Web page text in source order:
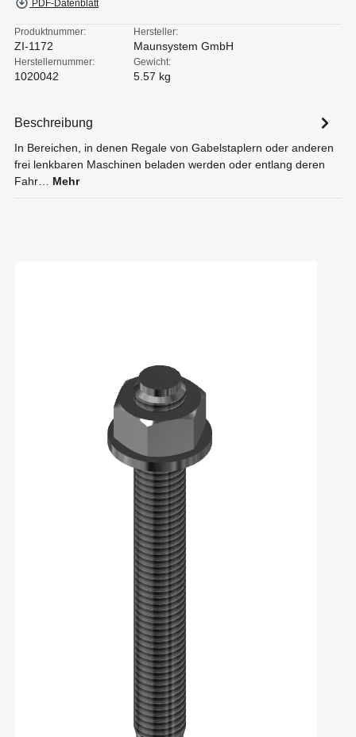
PDF-Datenblatt
Produktnummer:
ZI-1172
Hersteller:
Maunsystem GmbH
Herstellernummer:
1020042
Gewicht:
5.57 kg
Beschreibung
In Bereichen, in denen Regale von Gabelstaplern oder anderen
frei lenkbaren Maschinen beladen werden oder entlang deren
Fahr… Mehr